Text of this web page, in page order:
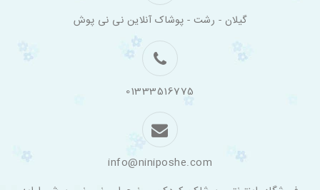
گیلان - رشت - پوشاک آنلاین نی نی پوش
01333516775
info@niniposhe.com